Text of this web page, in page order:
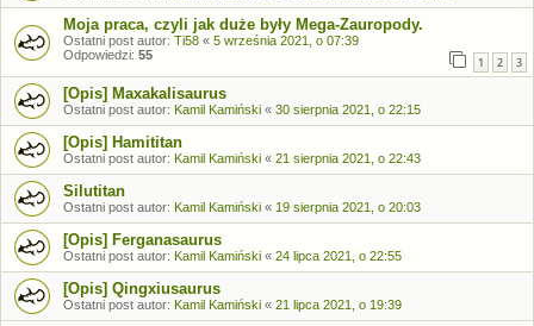
Moja praca, czyli jak duże były Mega-Zauropody.
Ostatni post autor: Ti58 « 5 września 2021, o 07:39
Odpowiedzi: 55 1 2 3
[Opis] Maxakalisaurus
Ostatni post autor: Kamil Kamiński « 30 sierpnia 2021, o 22:15
[Opis] Hamititan
Ostatni post autor: Kamil Kamiński « 21 sierpnia 2021, o 22:43
Silutitan
Ostatni post autor: Kamil Kamiński « 19 sierpnia 2021, o 20:03
[Opis] Ferganasaurus
Ostatni post autor: Kamil Kamiński « 24 lipca 2021, o 22:55
[Opis] Qingxiusaurus
Ostatni post autor: Kamil Kamiński « 21 lipca 2021, o 19:39